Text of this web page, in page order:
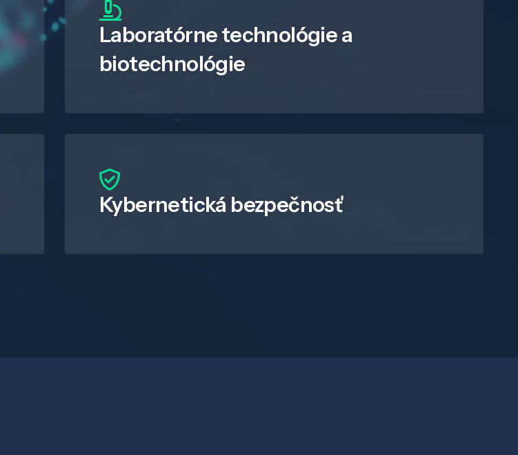
Laboratórne technológie a
biotechnológie
Kybernetická bezpečnosť